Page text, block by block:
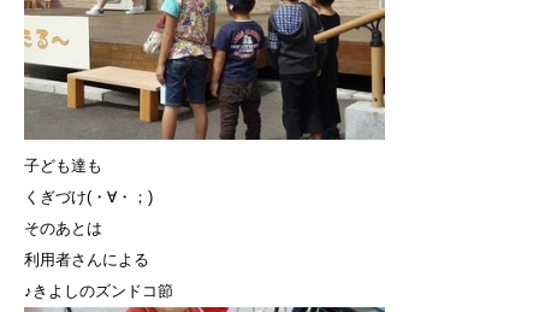
子ども達も
くぎづけ(・∀・；)
そのあとは
利用者さんによる
♪きよしのズンドコ節